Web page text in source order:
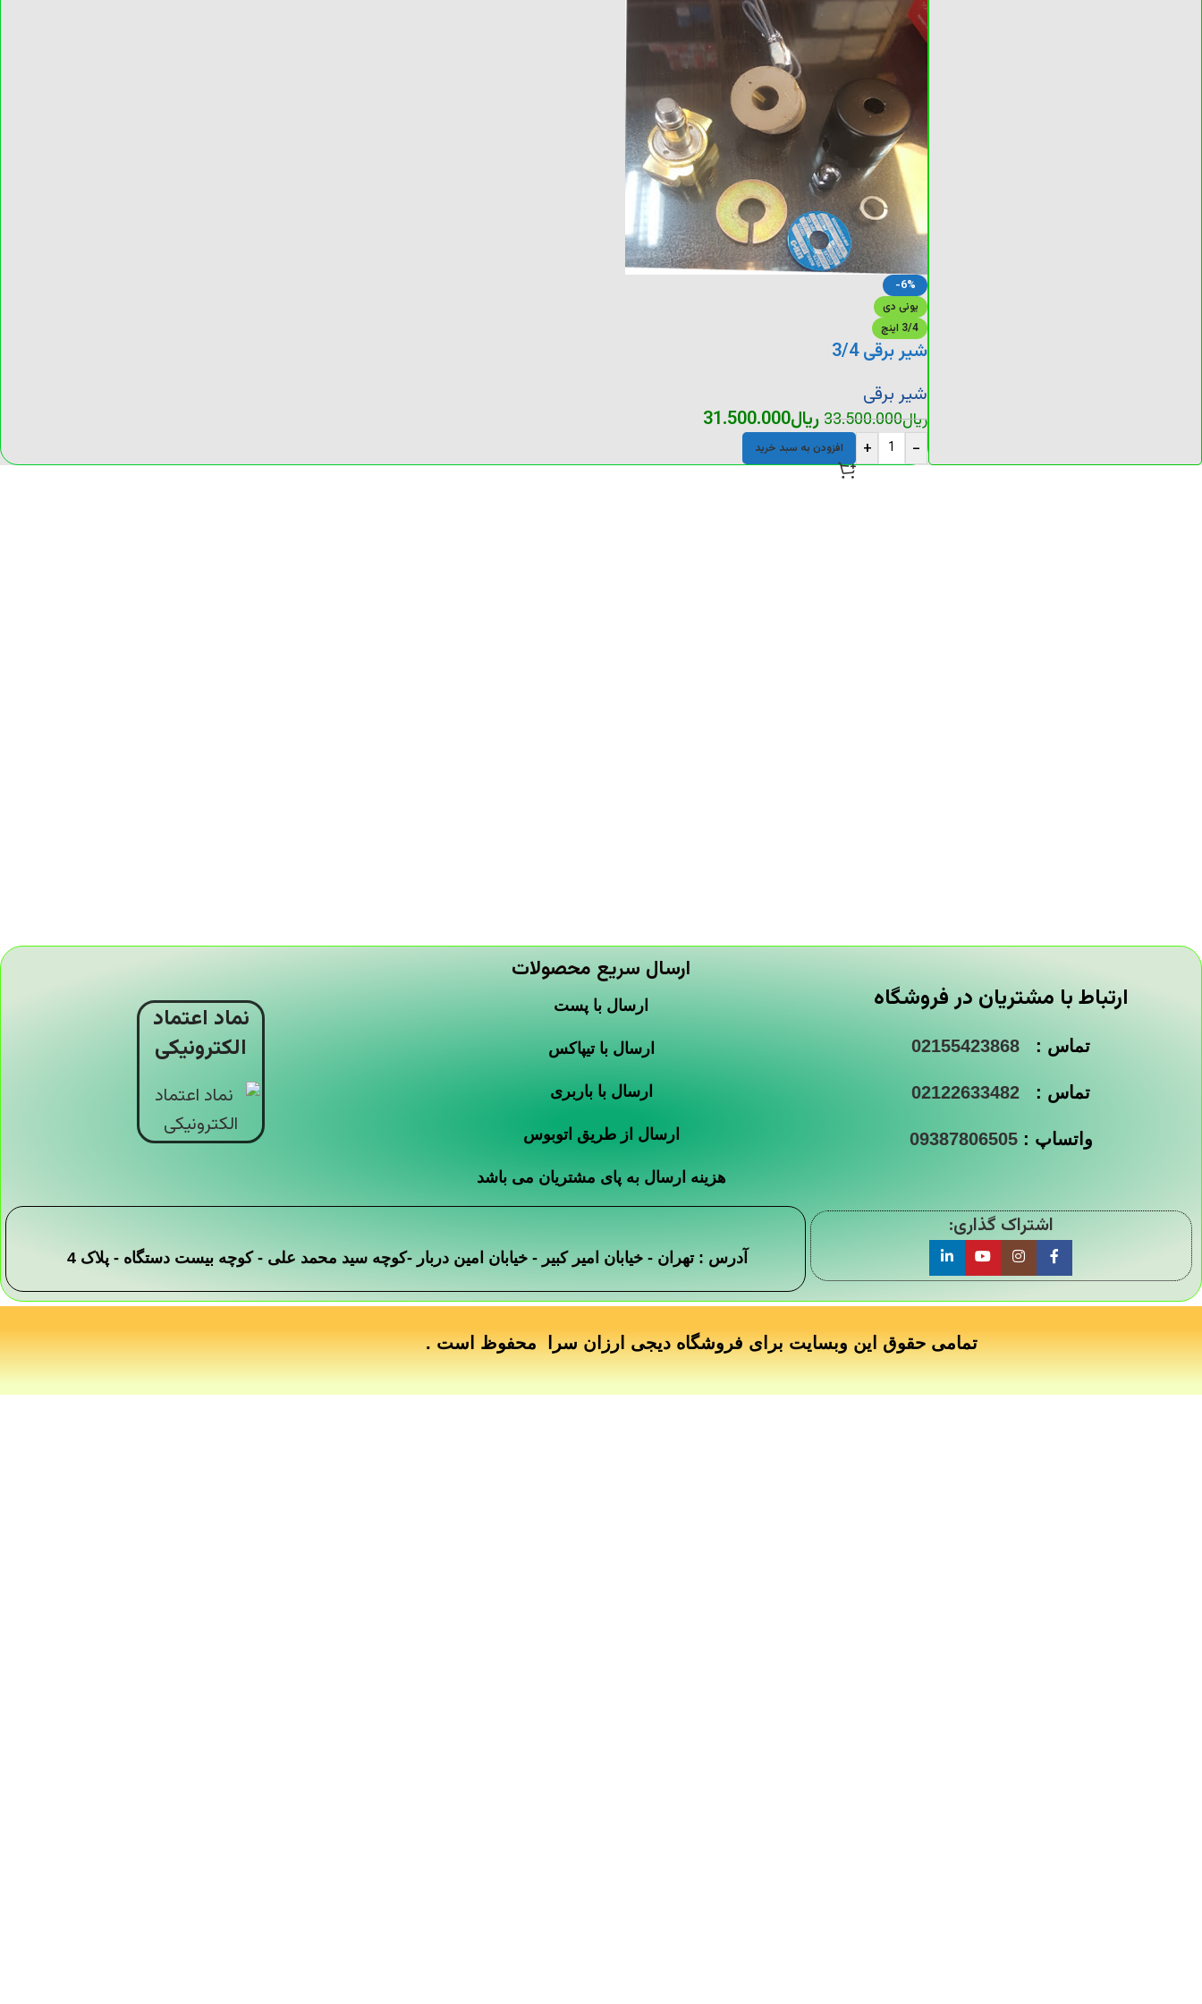
-6%
یونی دی
3/4 اینچ
شیر برقی 3/4
شیر برقی
ریال33.500.000ریال31.500.000
-
+ افزودن به سبد خرید
ارتباط با مشتریان در فروشگاه
تماس : 02155423868
تماس : 02122633482
واتساپ :09387806505
ارسال سریع محصولات
ارسال با پست
ارسال با تیپاکس
ارسال با باربری
ارسال از طریق اتوبوس
هزینه ارسال به پای مشتریان می باشد
نماد اعتماد
الکترونیکی
اشتراک گذاری:
آدرس : تهران - خیابان امیر کبیر - خیابان امین دربار -کوچه سید محمد علی - کوچه بیست دستگاه - پلاک 4
تمامی حقوق این وبسایت برای فروشگاه دیجی ارزان سرا محفوظ است .